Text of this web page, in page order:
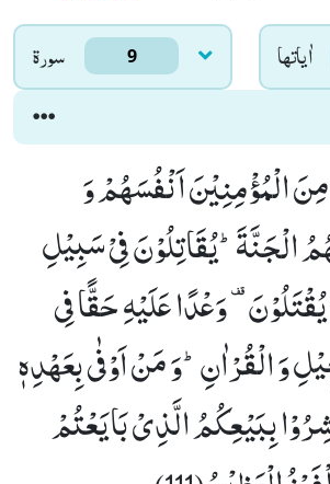
سورۃ 9 اٰياتها
الْمُؤْمِنِیْنَ اَنْفُسَهُمْ وَ
الْجَنَّةَؕ-یُقَاتِلُوْنَ فِیْ سَبِیْلِ
اللّٰهِ فَیَقْتُلُوْنَ وَ یُقْتَلُوْنَ- وَعْدًا عَلَیْهِ حَقًّا فِی
وَ الْقُرْاٰنِؕ-وَ مَنْ اَوْفٰى بِعَهْدِهٖ
بِبَیْعِكُمُ الَّذِیْ بَایَعْتُمْ